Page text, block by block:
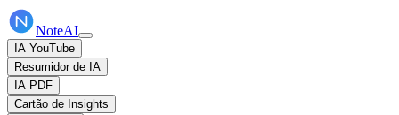
NoteAI
IA YouTube
Resumidor de IA
IA PDF
Cartão de Insights